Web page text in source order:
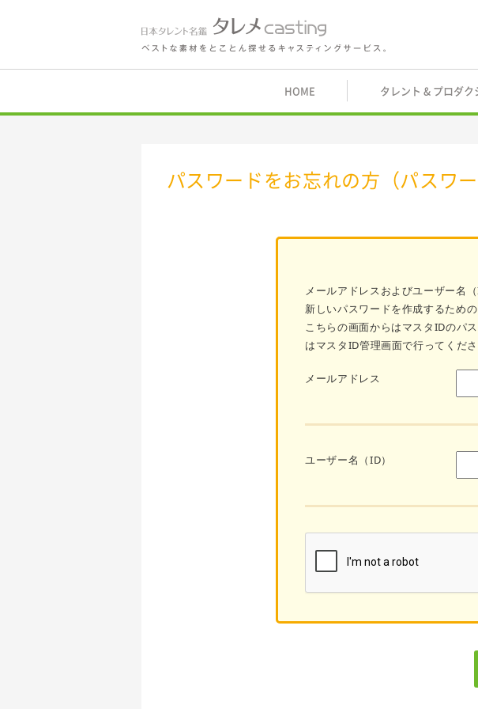
HOME タレント & プロダク
パスワードをお忘れの方（パスワー
メールアドレスおよびユーザー名
新しいパスワードを作成するため
こちらの画面からはマスタIDのパ
はマスタID管理画面で行ってくださ
メールアドレス
ユーザー名（ID）